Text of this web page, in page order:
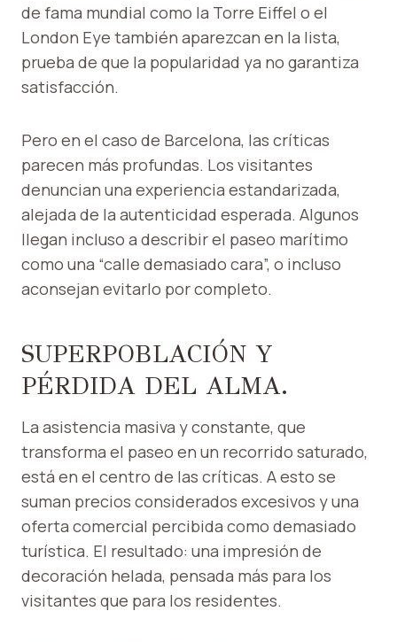
de fama mundial como la Torre Eiffel o el
London Eye también aparezcan en la lista,
prueba de que la popularidad ya no garantiza
satisfacción.
Pero en el caso de Barcelona, ​​las críticas
parecen más profundas. Los visitantes
denuncian una experiencia estandarizada,
alejada de la autenticidad esperada. Algunos
llegan incluso a describir el paseo marítimo
como una “calle demasiado cara”, o incluso
aconsejan evitarlo por completo.
SUPERPOBLACIÓN Y
PÉRDIDA DEL ALMA.
La asistencia masiva y constante, que
transforma el paseo en un recorrido saturado,
está en el centro de las críticas. A esto se
suman precios considerados excesivos y una
oferta comercial percibida como demasiado
turística. El resultado: una impresión de
decoración helada, pensada más para los
visitantes que para los residentes.